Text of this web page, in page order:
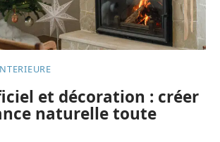
et décoration : créer
naturelle toute